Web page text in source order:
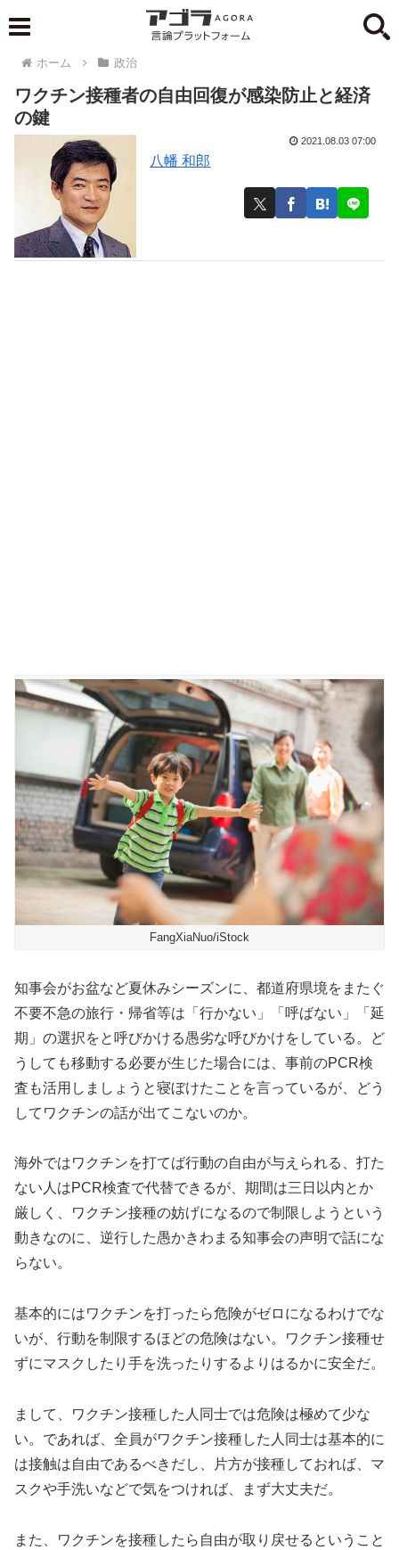
ホーム 政治
ワクチン接種者の自由回復が感染防止と経済
の鍵
八幡 和郎
2021.08.03 07:00
FangXiaNuo/iStock
知事会がお盆など夏休みシーズンに、都道府県境をまたぐ
不要不急の旅行・帰省等は「行かない」「呼ばない」「延
期」の選択をと呼びかける愚劣な呼びかけをしている。ど
うしても移動する必要が生じた場合には、事前のPCR検
査も活用しましょうと寝ぼけたことを言っているが、どう
してワクチンの話が出てこないのか。
海外ではワクチンを打てば行動の自由が与えられる、打た
ない人はPCR検査で代替できるが、期間は三日以内とか
厳しく、ワクチン接種の妨げになるので制限しようという
動きなのに、逆行した愚かきわまる知事会の声明で話にな
らない。
基本的にはワクチンを打ったら危険がゼロになるわけでな
いが、行動を制限するほどの危険はない。ワクチン接種せ
ずにマスクしたり手を洗ったりするよりはるかに安全だ。
まして、ワクチン接種した人同士では危険は極めて少な
い。であれば、全員がワクチン接種した人同士は基本的に
は接触は自由であるべきだし、片方が接種しておれば、マ
スクや手洗いなどで気をつければ、まず大丈夫だ。
また、ワクチンを接種したら自由が取り戻せるということ